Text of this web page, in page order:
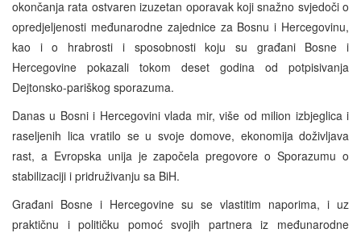
okončanja rata ostvaren izuzetan oporavak koji snažno svjedoči o
opredjeljenosti međunarodne zajednice za Bosnu i Hercegovinu,
kao i o hrabrosti i sposobnosti koju su građani Bosne i
Hercegovine pokazali tokom deset godina od potpisivanja
Dejtonsko-pariškog sporazuma.
Danas u Bosni i Hercegovini vlada mir, više od milion izbjeglica i
raseljenih lica vratilo se u svoje domove, ekonomija doživljava
rast, a Evropska unija je započela pregovore o Sporazumu o
stabilizaciji i pridruživanju sa BiH.
Građani Bosne i Hercegovine su se vlastitim naporima, i uz
praktičnu i političku pomoć svojih partnera iz međunarodne